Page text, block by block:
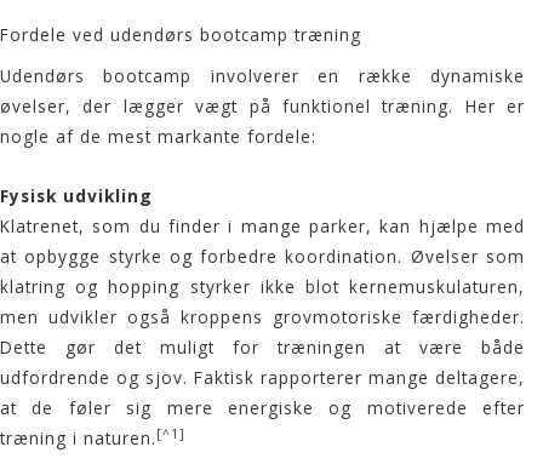
Fordele ved udendørs bootcamp træning
Udendørsbootcamp
involverer en række dynamiske
øvelser, der lægger vægt på funktionel træning. Her er
nogle af de mest markante fordele:
Fysisk udvikling
Klatrenet, som du finder i mange parker, kan hjælpe med
at opbygge styrke og forbedre koordination. Øvelser som
klatring og hopping styrker ikke blot kernemuskulaturen,
men udvikler også kroppens grovmotoriske færdigheder.
Dette gør det muligt for træningen at være både
udfordrende og sjov. Faktisk rapporterer mange deltagere,
at de føler sig mere energiske og motiverede efter
træning i naturen. [^1]